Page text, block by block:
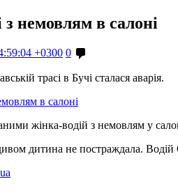
немовлям в салоні
+0300 0
трасі в Бучі сталася аварія.
жінка-водій з немовлям у
дитина не постраждала.